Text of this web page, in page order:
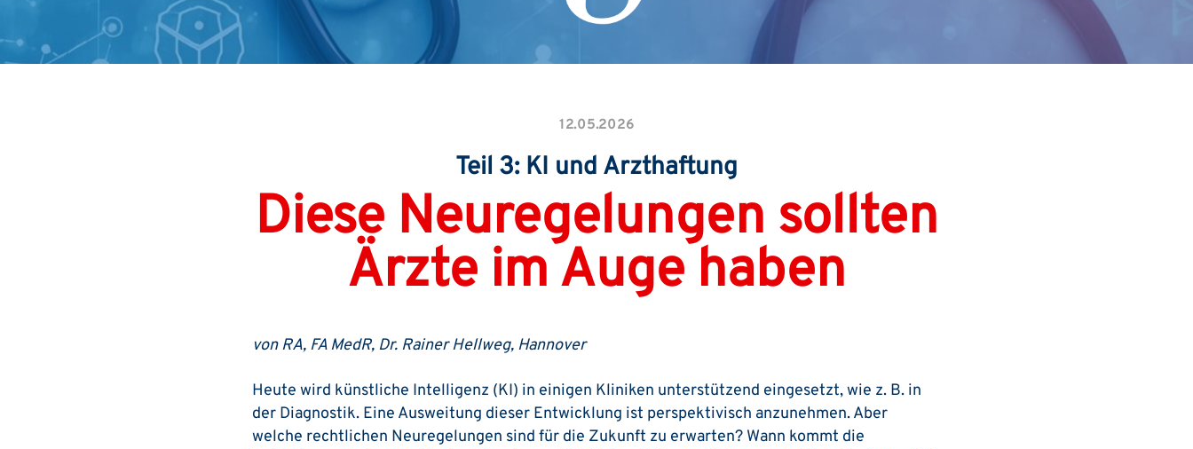
12.05.2026
Teil 3: KI und Arzthaftung
Diese Neuregelungen sollten
Ärzte im Auge haben
von RA, FA MedR, Dr. Rainer Hellweg, Hannover
Heute wird künstliche Intelligenz (KI) in einigen Kliniken unterstützend eingesetzt, wie z. B. in
der Diagnostik. Eine Ausweitung dieser Entwicklung ist perspektivisch anzunehmen. Aber
welche rechtlichen Neuregelungen sind für die Zukunft zu erwarten? Wann kommt die